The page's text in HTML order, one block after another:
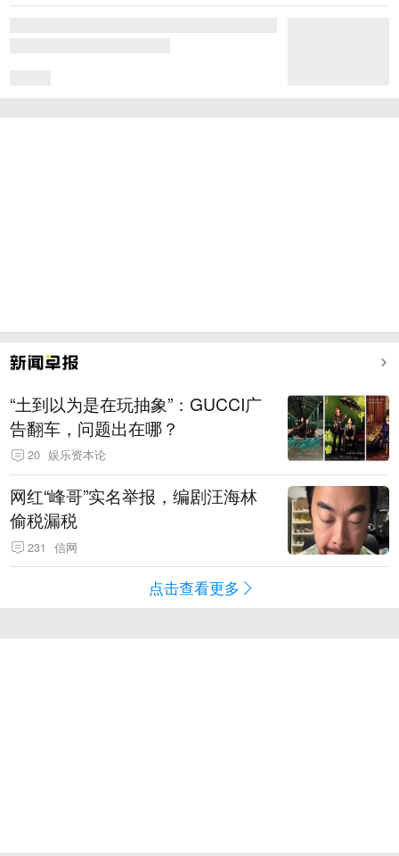
“土到以为是在玩抽象”：GUCCI广
告翻车，问题出在哪？
20 娱乐资本论
网红“峰哥”实名举报，编剧汪海林
偷税漏税
231 信网
点击查看更多